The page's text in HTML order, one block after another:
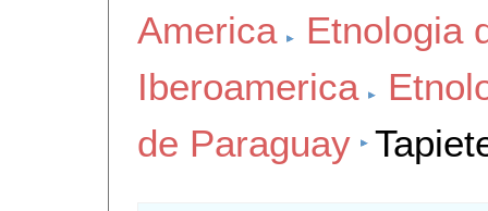
America
Etnologia
Iberoamerica
de Paraguay